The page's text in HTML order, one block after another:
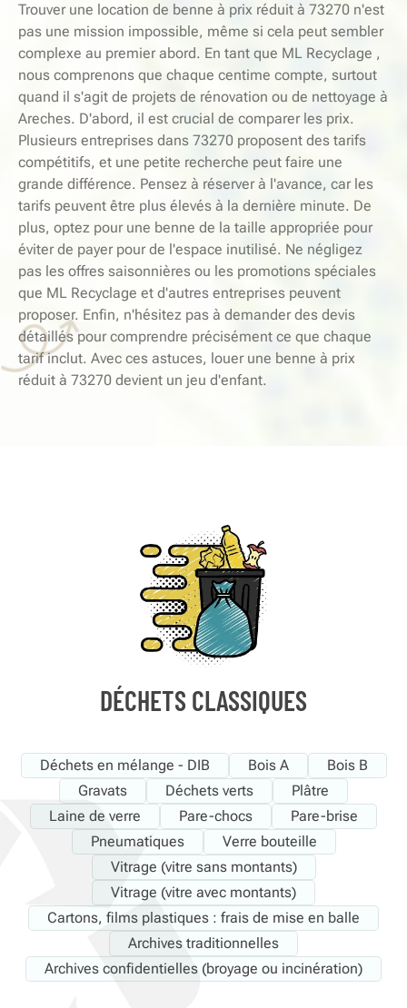
Trouver une location de benne à prix réduit à 73270 n'est
pas une mission impossible, même si cela peut sembler
complexe au premier abord. En tant que ML Recyclage ,
nous comprenons que chaque centime compte, surtout
quand il s'agit de projets de rénovation ou de nettoyage à
Areches. D'abord, il est crucial de comparer les prix.
Plusieurs entreprises dans 73270 proposent des tarifs
compétitifs, et une petite recherche peut faire une
grande différence. Pensez à réserver à l'avance, car les
tarifs peuvent être plus élevés à la dernière minute. De
plus, optez pour une benne de la taille appropriée pour
éviter de payer pour de l'espace inutilisé. Ne négligez
pas les offres saisonnières ou les promotions spéciales
que ML Recyclage et d'autres entreprises peuvent
proposer. Enfin, n'hésitez pas à demander des devis
détaillés pour comprendre précisément ce que chaque
tarif inclut. Avec ces astuces, louer une benne à prix
réduit à 73270 devient un jeu d'enfant.
DÉCHETS CLASSIQUES
Déchets en mélange - DIB Bois A
Bois B
Gravats
Déchets verts
Plâtre
Laine de verre
Pare-chocs
Pare-brise
Pneumatiques
Verre bouteille
Vitrage (vitre sans montants)
Vitrage (vitre avec montants)
Cartons, films plastiques : frais de mise en balle
Archives traditionnelles
Archives confidentielles (broyage ou incinération)